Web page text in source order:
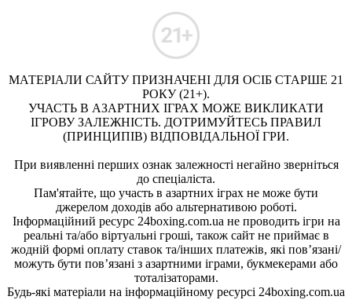
МАТЕРІАЛИ САЙТУ ПРИЗНАЧЕНІ ДЛЯ ОСІБ СТАРШЕ 21
РОКУ (21+).
УЧАСТЬ В АЗАРТНИХ ІГРАХ МОЖЕ ВИКЛИКАТИ
ІГРОВУ ЗАЛЕЖНІСТЬ. ДОТРИМУЙТЕСЬ ПРАВИЛ
(ПРИНЦИПІВ) ВІДПОВІДАЛЬНОЇ ГРИ.
При виявленні перших ознак залежності негайно зверніться
до спеціаліста.
Пам'ятайте, що участь в азартних іграх не може бути
джерелом доходів або альтернативою роботі.
Інформаційний ресурс 24boxing.com.ua не проводить ігри на
реальні та/або віртуальні гроші, також сайт не приймає в
жодній формі оплату ставок та/інших платежів, які пов’язані/
можуть бути пов’язані з азартними іграми, букмекерами або
тоталізаторами.
Будь-які матеріали на інформаційному ресурсі 24boxing.com.ua